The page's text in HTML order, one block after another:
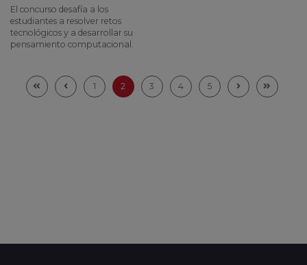
El concurso desafía a los
estudiantes a resolver retos
tecnológicos y a desarrollar su
pensamiento computacional.
1 2 3 4 5